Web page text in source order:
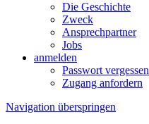
Die Geschichte
Zweck
Ansprechpartner
Jobs
anmelden
Passwort vergessen
Zugang anfordern
Navigation überspringen